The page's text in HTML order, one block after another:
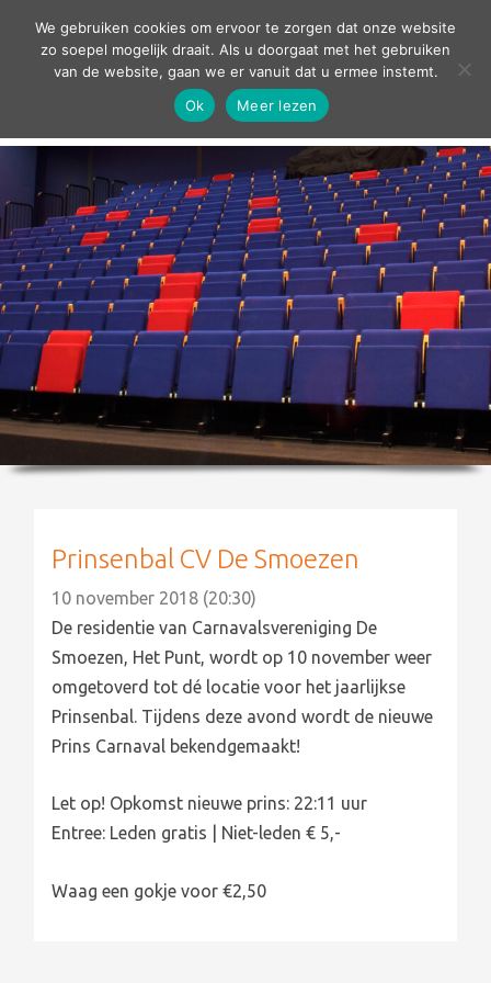
contact
agenda
theater
sport
grand café
zakelijk
over ons
Prinsenbal CV De Smoezen
10 november 2018 (20:30)
De residentie van Carnavalsvereniging De
Smoezen, Het Punt, wordt op 10 november weer
omgetoverd tot dé locatie voor het jaarlijkse
Prinsenbal. Tijdens deze avond wordt de nieuwe
Prins Carnaval bekendgemaakt!
Let op! Opkomst nieuwe prins: 22:11 uur
Entree: Leden gratis | Niet-leden € 5,-
Waag een gokje voor €2,50
We gebruiken cookies om ervoor te zorgen dat onze website
zo soepel mogelijk draait. Als u doorgaat met het gebruiken
van de website, gaan we er vanuit dat u ermee instemt.
Ok
Meer lezen